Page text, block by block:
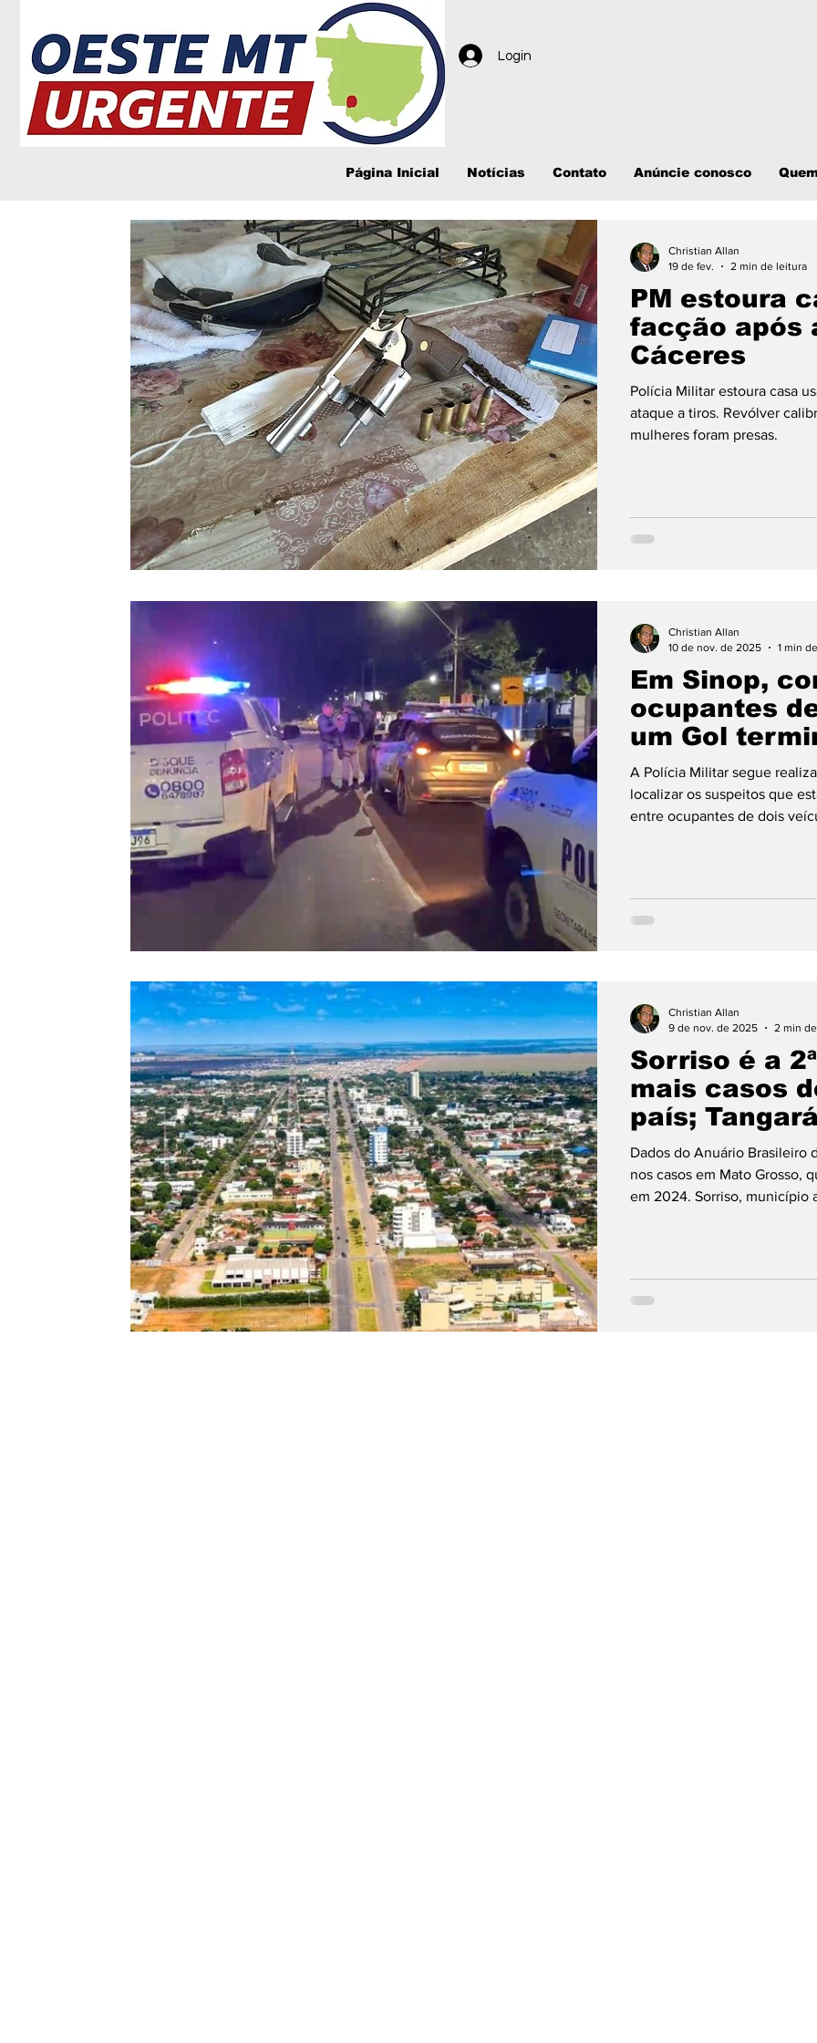
Login
Página Inicial Notícias Contato Anúncie conosco
PM estoura
facção após
Cáceres
Polícia Militar estoura casa
ataque a tiros. Revólver
mulheres foram presas.
Christian Allan
19 de fev.
2 min de leitura
Em Sinop,
ocupantes
um Gol
A Polícia Militar segue
localizar os suspeitos que
entre ocupantes de dois
Civil e da Perícia Oficial e
primeiras informações
Christian Allan
10 de nov. de 2025
1 min
Sorriso é a
mais casos
país;
aparece na
Dados do Anuário Brasileiro
nos casos em Mato Grosso,
em 2024. Sorriso, município
enquanto Sinop e Cuiabá
índices do crime. Segundo o
Christian Allan
9 de nov. de 2025
2 min